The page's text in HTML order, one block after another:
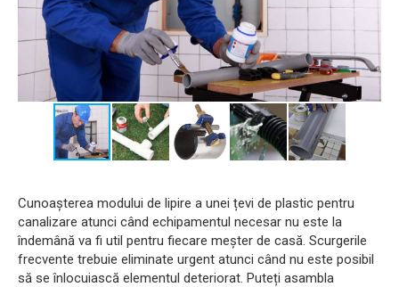
Cunoașterea modului de lipire a unei țevi de plastic pentru
canalizare atunci când echipamentul necesar nu este la
îndemână va fi util pentru fiecare meșter de casă. Scurgerile
frecvente trebuie eliminate urgent atunci când nu este posibil
să se înlocuiască elementul deteriorat. Puteți asambla